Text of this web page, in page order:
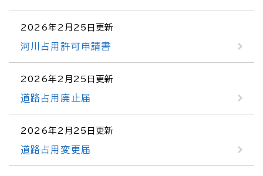
2026年2月25日更新
河川占用許可申請書
2026年2月25日更新
道路占用廃止届
2026年2月25日更新
道路占用変更届